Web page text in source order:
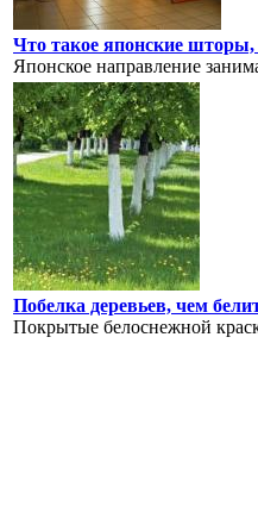
Что такое японские
Японское направление
Побелка деревьев, чем
Покрытые белоснежной